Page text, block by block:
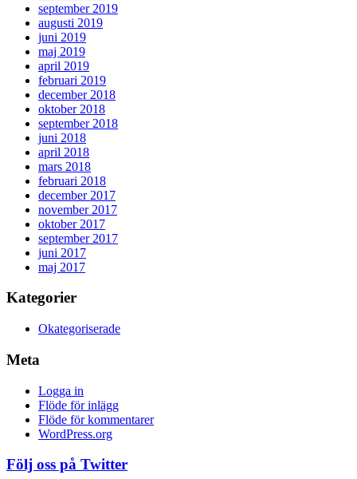
september 2019
augusti 2019
juni 2019
maj 2019
april 2019
februari 2019
december 2018
oktober 2018
september 2018
juni 2018
april 2018
mars 2018
februari 2018
december 2017
november 2017
oktober 2017
september 2017
juni 2017
maj 2017
Kategorier
Okategoriserade
Meta
Logga in
Flöde för inlägg
Flöde för kommentarer
WordPress.org
Följ oss på Twitter